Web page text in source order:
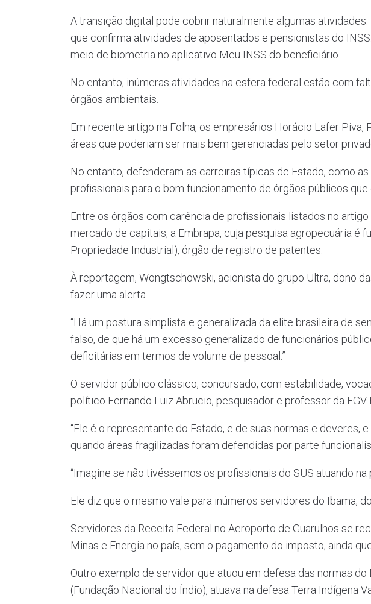
A transição digital pode cobrir naturalmente algumas
que confirma atividades de aposentados e pensionistas do
meio de biometria no aplicativo Meu INSS do beneficiário.
No entanto, inúmeras atividades na esfera federal estão com
órgãos ambientais.
Em recente artigo na Folha, os empresários Horácio Lafer
áreas que poderiam ser mais bem gerenciadas pelo setor
No entanto, defenderam as carreiras típicas de Estado, como
profissionais para o bom funcionamento de órgãos públicos
Entre os órgãos com carência de profissionais listados no
mercado de capitais, a Embrapa, cuja pesquisa agropecuária é
Propriedade Industrial), órgão de registro de patentes.
À reportagem, Wongtschowski, acionista do grupo Ultra, dono
fazer uma alerta.
“Há um postura simplista e generalizada da elite brasileira de
falso, de que há um excesso generalizado de funcionários
deficitárias em termos de volume de pessoal.”
O servidor público clássico, concursado, com estabilidade,
político Fernando Luiz Abrucio, pesquisador e professor da
“Ele é o representante do Estado, e de suas normas e
quando áreas fragilizadas foram defendidas por parte
“Imagine se não tivéssemos os profissionais do SUS atuando
Ele diz que o mesmo vale para inúmeros servidores do Ibama,
Servidores da Receita Federal no Aeroporto de Guarulhos se
Minas e Energia no país, sem o pagamento do imposto, ainda
Outro exemplo de servidor que atuou em defesa das normas
(Fundação Nacional do Índio), atuava na defesa Terra Indígena